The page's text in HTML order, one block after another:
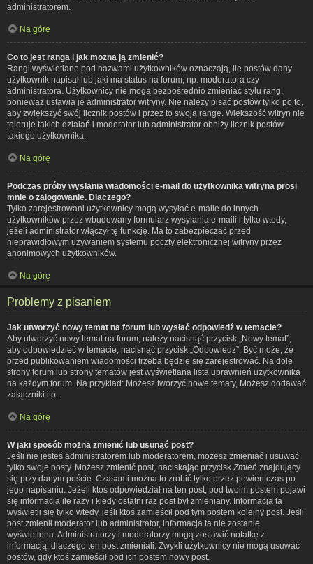
administratorem.
Na górę
Co to jest ranga i jak można ją zmienić?
Rangi wyświetlane pod nazwami użytkowników oznaczają, ile postów dany
użytkownik napisał lub jaki ma status na forum, np. moderatora czy
administratora. Użytkownicy nie mogą bezpośrednio zmieniać stylu rang,
ponieważ ustawia je administrator witryny. Nie należy pisać postów tylko po to,
aby zwiększyć swój licznik postów i przez to swoją rangę. Większość witryn nie
toleruje takich działań i moderator lub administrator obniży licznik postów
takiego użytkownika.
Na górę
Podczas próby wysłania wiadomości e-mail do użytkownika witryna prosi
mnie o zalogowanie. Dlaczego?
Tylko zarejestrowani użytkownicy mogą wysyłać e-maile do innych
użytkowników przez wbudowany formularz wysyłania e-maili i tylko wtedy,
jeżeli administrator włączył tę funkcję. Ma to zabezpieczać przed
nieprawidłowym używaniem systemu poczty elektronicznej witryny przez
anonimowych użytkowników.
Na górę
Problemy z pisaniem
Jak utworzyć nowy temat na forum lub wysłać odpowiedź w temacie?
Aby utworzyć nowy temat na forum, należy nacisnąć przycisk „Nowy temat”,
aby odpowiedzieć w temacie, nacisnąć przycisk „Odpowiedz”. Być może, że
przed publikowaniem wiadomości trzeba będzie się zarejestrować. Na dole
strony forum lub strony tematów jest wyświetlana lista uprawnień użytkownika
na każdym forum. Na przykład: Możesz tworzyć nowe tematy, Możesz dodawać
załączniki itp.
Na górę
W jaki sposób można zmienić lub usunąć post?
Jeśli nie jesteś administratorem lub moderatorem, możesz zmieniać i usuwać
tylko swoje posty. Możesz zmienić post, naciskając przycisk Zmień znajdujący
się przy danym poście. Czasami można to zrobić tylko przez pewien czas po
jego napisaniu. Jeżeli ktoś odpowiedział na ten post, pod twoim postem pojawi
się informacja ile razy i kiedy ostatni raz post był zmieniany. Informacja ta
wyświetli się tylko wtedy, jeśli ktoś zamieścił pod tym postem kolejny post. Jeśli
post zmienił moderator lub administrator, informacja ta nie zostanie
wyświetlona. Administratorzy i moderatorzy mogą zostawić notatkę z
informacją, dlaczego ten post zmieniali. Zwykli użytkownicy nie mogą usuwać
postów, gdy ktoś zamieścił pod ich postem nowy post.